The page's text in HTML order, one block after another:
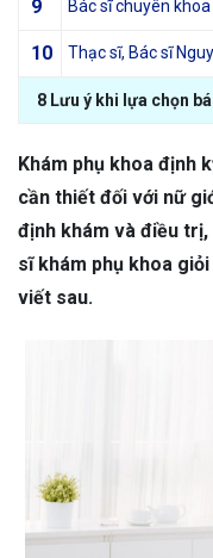
9 Bác sĩ chuyên
10 Thạc sĩ, Bác sĩ
8 Lưu ý khi lựa chọn
Khám phụ khoa định
cần thiết đối với nữ
định khám và điều
sĩ khám phụ khoa
viết sau.